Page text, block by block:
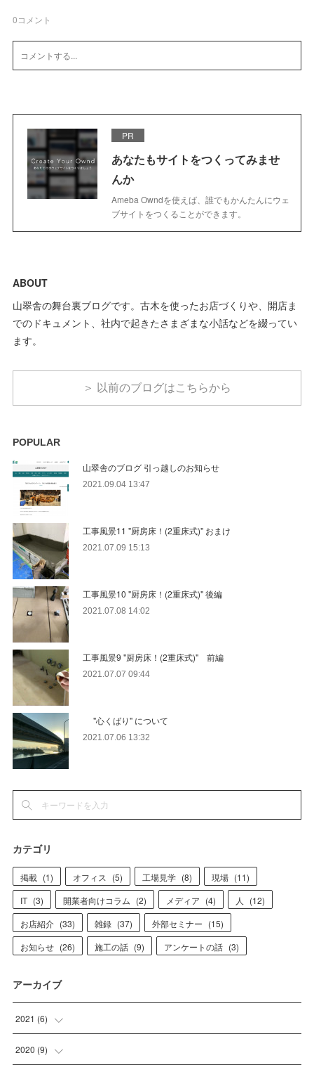
0コメント
PR
あなたもサイトをつくってみませ
んか
Ameba Owndを使えば、誰でもかんたんにウェ
ブサイトをつくることができます。
ABOUT
山翠舎の舞台裏ブログです。古木を使ったお店づくりや、開店ま
でのドキュメント、社内で起きたさまざまな小話などを綴ってい
ます。
＞ 以前のブログはこちらから
POPULAR
山翠舎のブログ 引っ越しのお知らせ
2021.09.04 13:47
工事風景11 "厨房床！(2重床式)" おまけ
2021.07.09 15:13
工事風景10 "厨房床！(2重床式)" 後編
2021.07.08 14:02
工事風景9 "厨房床！(2重床式)" 前編
2021.07.07 09:44
"心くばり" について
2021.07.06 13:32
カテゴリ
掲載 (1) オフィス (5) 工場見学 (8) 現場 (11)
IT (3) 開業者向けコラム (2) メディア (4) 人 (12)
お店紹介 (33) 雑録 (37) 外部セミナー (15)
お知らせ (26) 施工の話 (9) アンケートの話 (3)
アーカイブ
2021 (6)
( )
2020 (9)